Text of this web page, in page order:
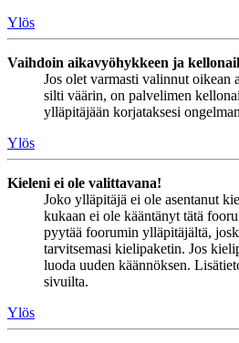
Ylös
Vaihdoin aikavyöhykkeen ja
Jos olet varmasti valinnut oikean
silti väärin, on palvelimen
ylläpitäjään korjataksesi
Ylös
Kieleni ei ole valittavana!
Joko ylläpitäjä ei ole asentanut
kukaan ei ole kääntänyt tätä
pyytää foorumin ylläpitäjältä,
tarvitsemasi kielipaketin. Jos
luoda uuden käännöksen.
sivuilta.
Ylös